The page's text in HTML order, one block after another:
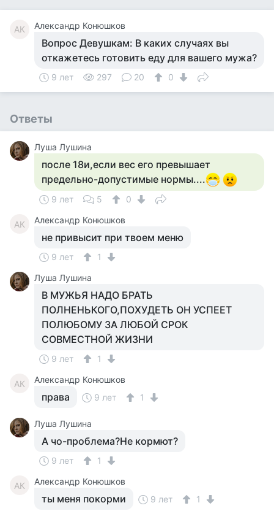
АК Александр Конюшков
Вопрос Девушкам: В каких случаях вы
откажетесь готовить еду для вашего мужа?
9 лет 297 20 0
Ответы
Луша Лушина
после 18и,если вес его превышает
предельно-допустимые нормы....
9 лет 5 0
АК Александр Конюшков
не привысит при твоем меню
9 лет
1
Луша Лушина
В МУЖЬЯ НАДО БРАТЬ
ПОЛНЕНЬКОГО,ПОХУДЕТЬ ОН УСПЕЕТ
ПОЛЮБОМУ ЗА ЛЮБОЙ СРОК
СОВМЕСТНОЙ ЖИЗНИ
9 лет 1
АК Александр Конюшков
права 9 лет 1
Луша Лушина
А чо-проблема?Не кормют?
9 лет 1
АК Александр Конюшков
ты меня покорми 9 лет 1